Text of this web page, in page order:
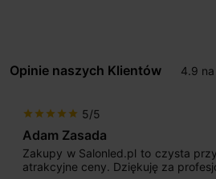
Opinie naszych Klientów 4.9
star star star star star 5/5
Adam Zasada
Zakupy w Salonled.pl to czysta
atrakcyjne ceny. Dziękuję za